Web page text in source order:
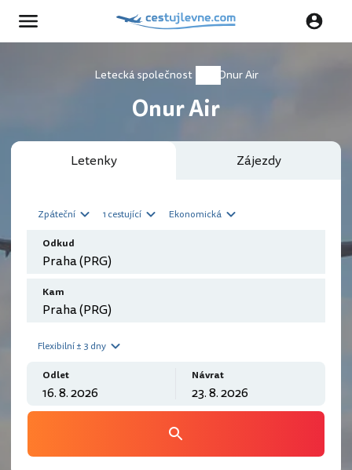
Letecká společnost Onur Air
Onur Air
Letenky Zájezdy
Zpáteční 1 cestující Ekonomická
Odkud
Kam
Flexibilní ± 3 dny
Odlet Návrat